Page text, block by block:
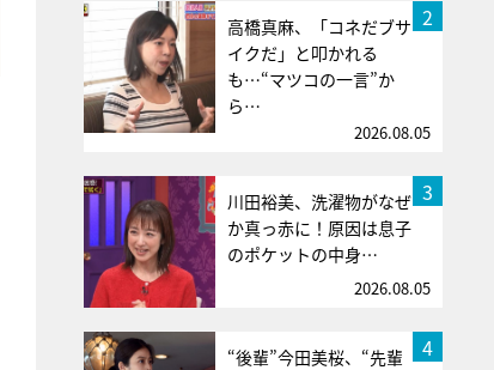
2
高橋真麻、「コネだブサ
イクだ」と叩かれる
も…“マツコの一言”か
ら…
2026.08.05
3
川田裕美、洗濯物がなぜ
か真っ赤に！原因は息子
のポケットの中身…
2026.08.05
4
“後輩”今田美桜、“先輩